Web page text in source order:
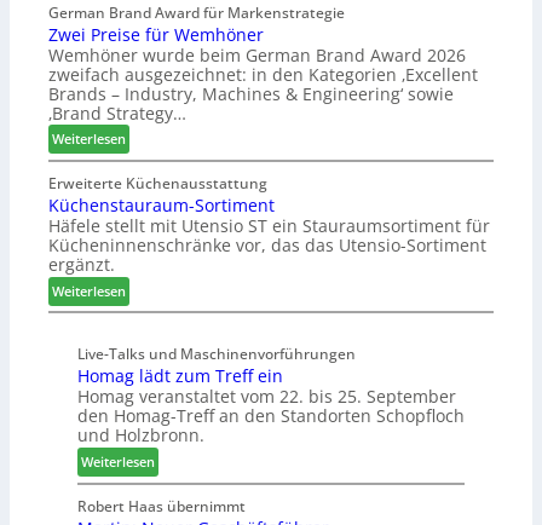
e
r
t
Z
u
k
u
f
t
s
s
t
F
ü
h
r
u
n
g
a
n
v
e
d
i
u
n
d
H
u
b
t
e
x
s
t
l
l
e
n
a
u
German Brand Award für Markenstrategie
Zwei Preise für Wemhöner
Wemhöner wurde beim German Brand Award 2026
zweifach ausgezeichnet: in den Kategorien ‚Excellent
Brands – Industry, Machines & Engineering‘ sowie
‚Brand Strategy…
Weiterlesen:
Z
w
e
i
P
e
i
e
f
ü
r
W
e
m
h
Erweiterte Küchenausstattung
Küchenstauraum-Sortiment
Häfele stellt mit Utensio ST ein Stauraumsortiment für
Kücheninnenschränke vor, das das Utensio-Sortiment
ergänzt.
Weiterlesen:
K
c
h
e
n
s
t
a
u
Live-Talks und Maschinenvorführungen
Homag lädt zum Treff ein
Homag veranstaltet vom 22. bis 25. September
den Homag-Treff an den Standorten Schopfloch
und Holzbronn.
Weiterlesen:
H
o
Robert Haas übernimmt